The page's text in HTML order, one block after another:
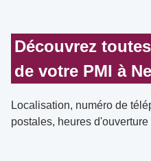
Découvrez
de votre PMI à
Localisation, numéro de
postales, heures